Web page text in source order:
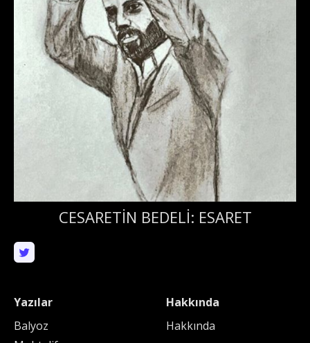
CESARETİN BEDELİ: ESARET
Yazılar
Balyoz
Hakkında
Hakkında